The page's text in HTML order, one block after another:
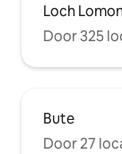
Loch
Door 325
Bute
Door 27